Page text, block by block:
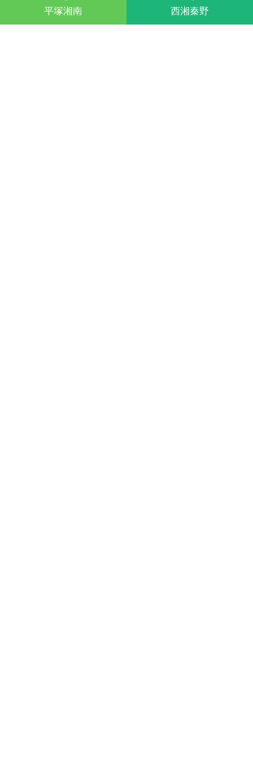
平塚湘南 西湘秦野